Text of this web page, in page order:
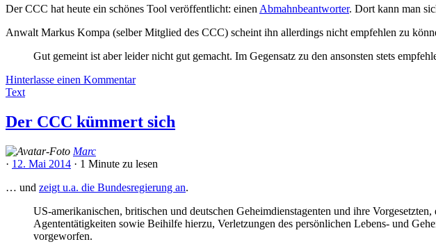
Der CCC hat heute ein schönes Tool veröffentlicht: einen Abmahnbeantworter. Dort kann man
Anwalt Markus Kompa (selber Mitglied des CCC) scheint ihn allerdings nicht empfehlen zu
Gut gemeint ist aber leider nicht gut gemacht. Im Gegensatz zu den ansonsten stets
Hinterlasse einen Kommentar
Text
Der CCC kümmert sich
Marc
· 12. Mai 2014 · 1 Minute zu lesen
… und zeigt u.a. die Bundesregierung an.
US-amerikanischen, britischen und deutschen Geheimdienstagenten und ihre
Agententätigkeiten sowie Beihilfe hierzu, Verletzungen des persönlichen Lebens- und
vorgeworfen.